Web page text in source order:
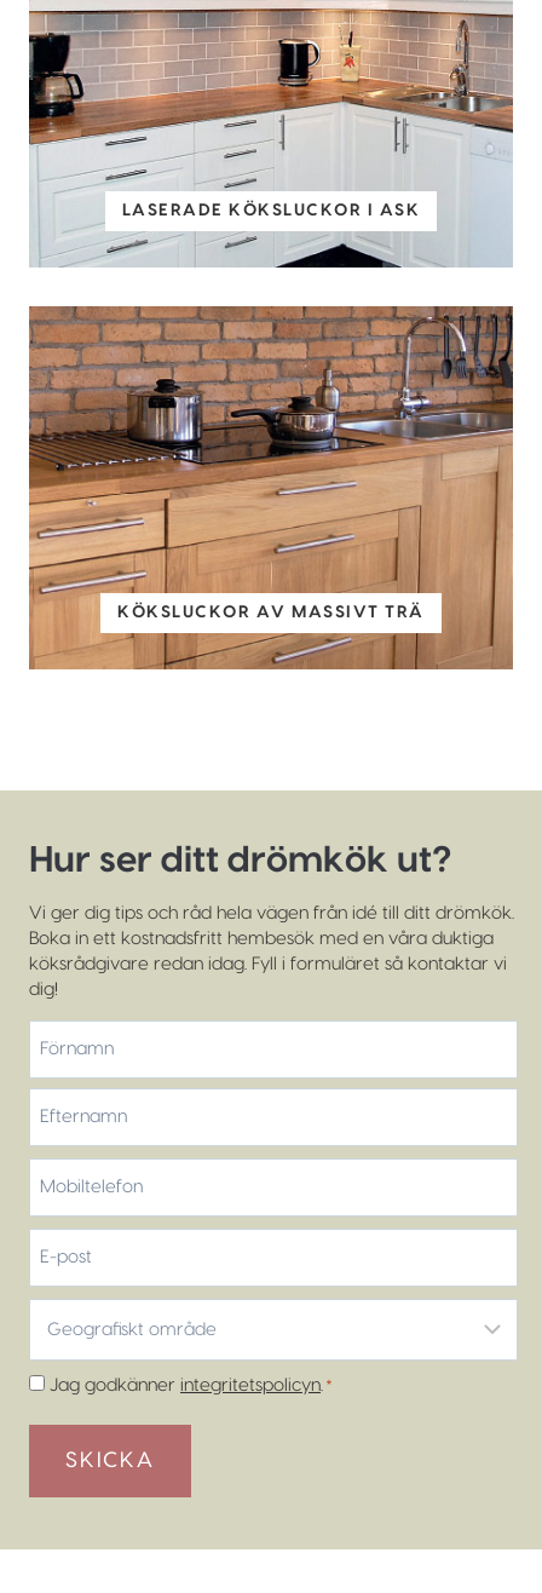
LASERADE KÖKSLUCKOR I ASK
KÖKSLUCKOR AV MASSIVT TRÄ
Hur ser ditt drömkök ut?
Vi ger dig tips och råd hela vägen från idé till ditt drömkök.
Boka in ett kostnadsfritt hembesök med en våra duktiga
köksrådgivare redan idag. Fyll i formuläret så kontaktar vi
dig!
Efternamn
post
område
*
Samtycke
Jag godkänner integritetspolicyn *